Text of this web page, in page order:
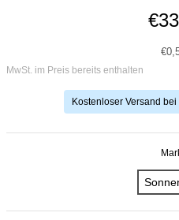
MwSt. im Preis bereits enthalten
Kostenloser Versand